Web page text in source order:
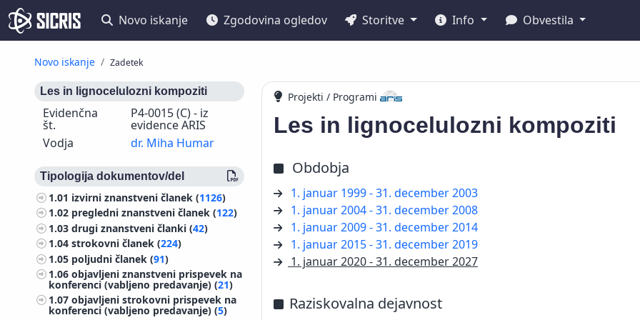
Novo iskanje Zgodovina ogledov Storitve Info Obvestila
Novo iskanje Zadetek
Les in lignocelulozni kompoziti
Evidenčna
št.
P4-0015 (C) - iz
evidence ARIS
Vodja
dr. Miha Humar
Tipologija dokumentov/del
1.01 izvirni znanstveni članek (1126)
1.02 pregledni znanstveni članek (122)
1.03drugi znanstveni članki (42)
1.04strokovni članek (224)
1.05 poljudni članek (91)
1.06objavljeni znanstveni prispevek na
konferenci (vabljeno predavanje) (21)
1.07objavljeni strokovni prispevek na
konferenci (vabljeno predavanje) (5)
Projekti / Programi
Les in lignocelulozni kompoziti
Obdobja
1. januar 1999 - 31. december 2003
1. januar 2004 - 31. december 2008
1. januar 2009 - 31. december 2014
1. januar 2015 - 31. december 2019
1. januar 2020 - 31. december 2027
Raziskovalna dejavnost